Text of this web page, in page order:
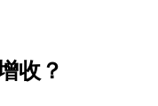
收？